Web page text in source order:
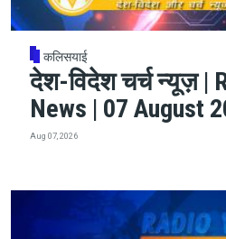
कलिसयाई
देश-विदेश चर्च न्यूज़ |
News | 07 August
Aug 07, 2026